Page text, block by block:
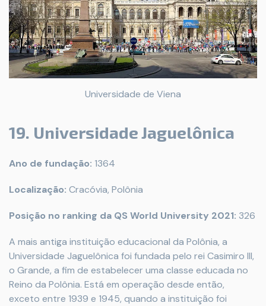
Universidade de Viena
19. Universidade Jaguelônica
Ano de fundação: 1364
Localização: Cracóvia, Polônia
Posição no ranking da QS World University 2021: 326
A mais antiga instituição educacional da Polônia, a
Universidade Jaguelônica foi fundada pelo rei Casimiro III,
o Grande, a fim de estabelecer uma classe educada no
Reino da Polônia. Está em operação desde então,
exceto entre 1939 e 1945, quando a instituição foi